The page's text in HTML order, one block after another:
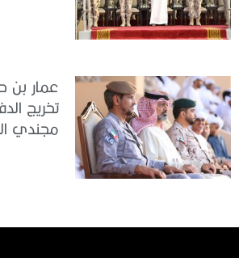
عمار بن
مجندي